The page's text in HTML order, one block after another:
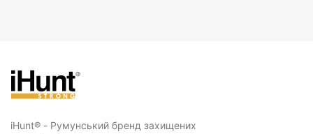
iHunt® - Румунський бренд захищених